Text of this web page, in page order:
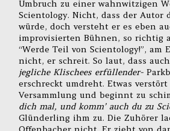
Umbruch zu einer wahnwitzigen
Scientology. Nicht, dass der Autor
würde, doch versteht er es eben
improvisierten Bühnen, so richtig
“Werde Teil von Scientology!”, am
nicht, er schreit. So laut, dass
jegliche Klischees erfüllender-
erschreckt umdreht. Etwas
Versammlung und beginnt zu
dich mal, und komm’ auch du zu
Glünderling ihm zu. Die Zuhörer